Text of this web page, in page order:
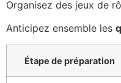
Organisez des jeux de
Anticipez ensemble les
Étape de préparation